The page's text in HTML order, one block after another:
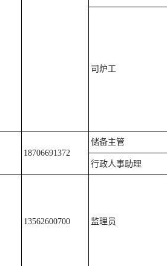
司炉工
18706691372
储备主管
行政人事助理
13562600700 监理员